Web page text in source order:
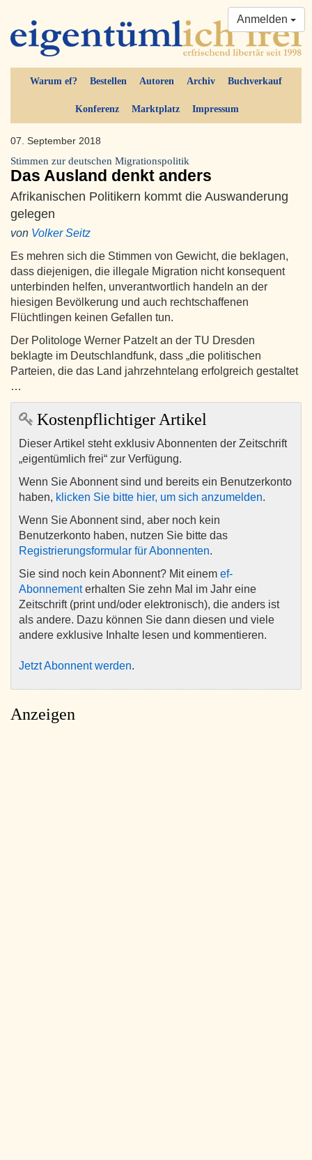
Warum ef? Bestellen Autoren Archiv Buchverkauf
Konferenz Marktplatz Impressum
Anmelden
07. September 2018
Stimmen zur deutschen Migrationspolitik
Das Ausland denkt anders
Afrikanischen Politikern kommt die Auswanderung
gelegen
von Volker Seitz
Es mehren sich die Stimmen von Gewicht, die beklagen,
dass diejenigen, die illegale Migration nicht konsequent
unterbinden helfen, unverantwortlich handeln an der
hiesigen Bevölkerung und auch rechtschaffenen
Flüchtlingen keinen Gefallen tun.
Der Politologe Werner Patzelt an der TU Dresden
beklagte im Deutschlandfunk, dass „die politischen
Parteien, die das Land jahrzehntelang erfolgreich gestaltet
…
Kostenpflichtiger Artikel
Dieser Artikel steht exklusiv Abonnenten der Zeitschrift
„eigentümlich frei“ zur Verfügung.
Wenn Sie Abonnent sind und bereits ein Benutzerkonto
haben, klicken Sie bitte hier, um sich anzumelden.
Wenn Sie Abonnent sind, aber noch kein
Benutzerkonto haben, nutzen Sie bitte das
Registrierungsformular für Abonnenten.
Sie sind noch kein Abonnent? Mit einem ef-
Abonnementerhalten Sie zehn Mal im Jahr eine
Zeitschrift (print und/oder elektronisch), die anders ist
als andere. Dazu können Sie dann diesen und viele
andere exklusive Inhalte lesen und kommentieren.
Jetzt Abonnent werden.
Anzeigen